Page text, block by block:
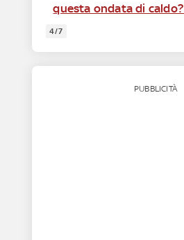
questa ondata di
4/7
PUBBLICITÀ